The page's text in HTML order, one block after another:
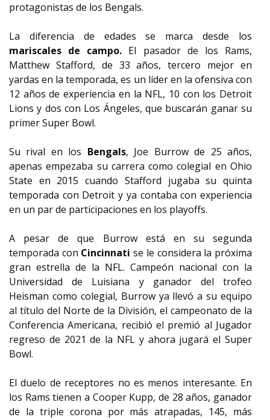
protagonistas de los Bengals.
La diferencia de edades se marca desde los
mariscales de campo. El pasador de los Rams,
Matthew Stafford, de 33 años, tercero mejor en
yardas en la temporada, es un líder en la ofensiva con
12 años de experiencia en la NFL, 10 con los Detroit
Lions y dos con Los Ángeles, que buscarán ganar su
primer Super Bowl.
Su rival en los Bengals, Joe Burrow de 25 años,
apenas empezaba su carrera como colegial en Ohio
State en 2015 cuando Stafford jugaba su quinta
temporada con Detroit y ya contaba con experiencia
en un par de participaciones en los playoffs.
A pesar de que Burrow está en su segunda
temporada con Cincinnati se le considera la próxima
gran estrella de la NFL. Campeón nacional con la
Universidad de Luisiana y ganador del trofeo
Heisman como colegial, Burrow ya llevó a su equipo
al título del Norte de la División, el campeonato de la
Conferencia Americana, recibió el premió al Jugador
regreso de 2021 de la NFL y ahora jugará el Super
Bowl.
El duelo de receptores no es menos interesante. En
los Rams tienen a Cooper Kupp, de 28 años, ganador
de la triple corona por más atrapadas, 145, más